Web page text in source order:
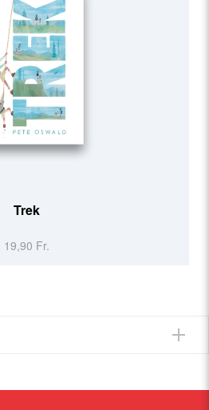
Trek
19,90 Fr.